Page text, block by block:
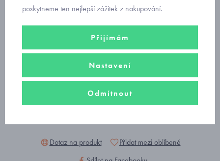
Dotaz na produkt
Přidat mezi oblíbené
poskytneme ten nejlepší zážitek z nakupování.
Přijímám
Nastavení
Odmítnout